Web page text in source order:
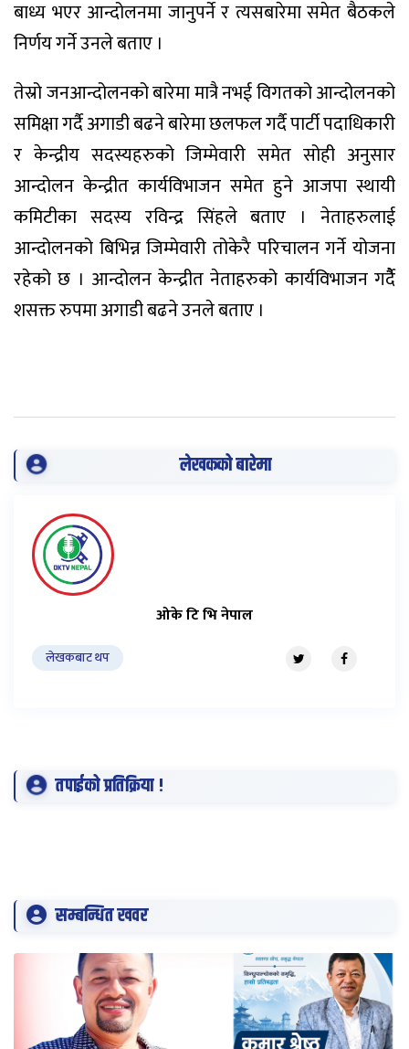
बाध्य भएर आन्दोलनमा जानुपर्ने र त्यसबारेमा समेत बैठकले
निर्णय गर्ने उनले बताए ।
तेस्रो जनआन्दोलनको बारेमा मात्रै नभई विगतको आन्दोलनको
समिक्षा गर्दै अगाडी बढने बारेमा छलफल गर्दै पार्टी पदाधिकारी
र केन्द्रीय सदस्यहरुको जिम्मेवारी समेत सोही अनुसार
आन्दोलन केन्द्रीत कार्यविभाजन समेत हुने आजपा स्थायी
कमिटीका सदस्य रविन्द्र सिंहले बताए । नेताहरुलाई
आन्दोलनको बिभिन्न जिम्मेवारी तोकेरै परिचालन गर्ने योजना
रहेको छ । आन्दोलन केन्द्रीत नेताहरुको कार्यविभाजन गर्दैै
शसक्त रुपमा अगाडी बढने उनले बताए ।
लेखकको बारेमा
ओके टि भि नेपाल
लेखकबाट थप
तपाईको प्रतिक्रिया !
सम्बन्धित खवर